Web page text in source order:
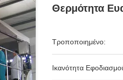
Θερμότητα
Τροποποιημένο:
Ικανότητα